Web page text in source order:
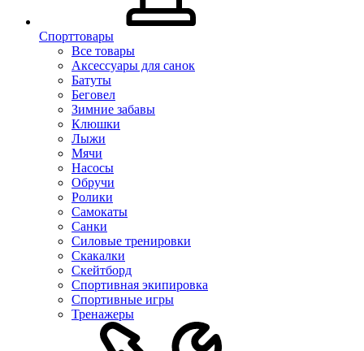
Спорттовары
Все товары
Аксессуары для санок
Батуты
Беговел
Зимние забавы
Клюшки
Лыжи
Мячи
Насосы
Обручи
Ролики
Самокаты
Санки
Силовые тренировки
Скакалки
Скейтборд
Спортивная экипировка
Спортивные игры
Тренажеры